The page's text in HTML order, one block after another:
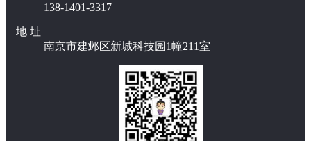
138-1401-3317
地 址
南京市建邺区新城科技园1幢211室